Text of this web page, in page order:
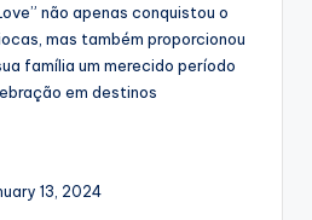
não apenas conquistou o
mas também proporcionou
família um merecido período
em destinos
13, 2024